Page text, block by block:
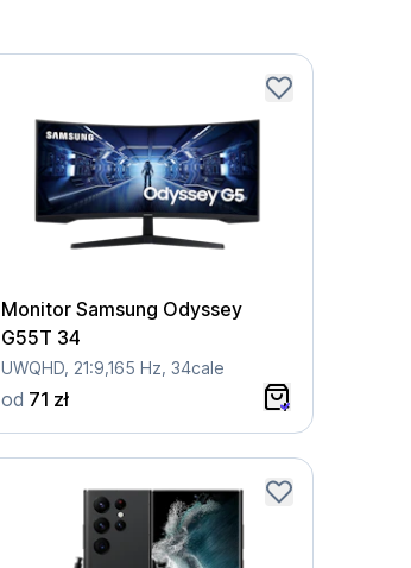
Monitor Samsung Odyssey
G55T 34
UWQHD, 21:9,165 Hz, 34cale
od 71 zł